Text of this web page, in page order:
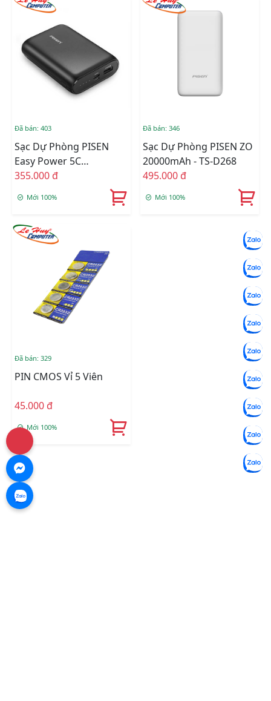
Đã bán: 403
Sạc Dự Phòng PISEN
Easy Power 5C
10000mAh TS-D231
355.000 đ
Mới 100%
Đã bán: 346
Sạc Dự Phòng PISEN ZO
20000mAh - TS-D268
495.000 đ
Mới 100%
Đã bán: 329
PIN CMOS Vỉ 5 Viên
45.000 đ
Mới 100%